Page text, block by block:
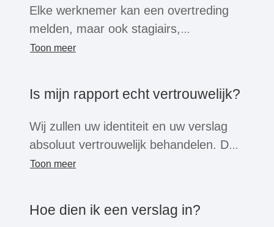
Elke werknemer kan een overtreding
melden, maar ook stagiairs,
freelancers, leveranciers, voormalige
systeem. Bovendien kunnen externe
partijen die tijdens een zakelijk contact
met het bedrijf kennis hebben gekregen
van een overtreding, een melding
Toon meer
Is mijn rapport echt vertrouwelijk?
Wij zullen uw identiteit en uw verslag
absoluut vertrouwelijk behandelen. De
informatie zal alleen binnen het bedrijf
wilt maken of anoniem wilt blijven.
Toon meer
Hoe dien ik een verslag in?